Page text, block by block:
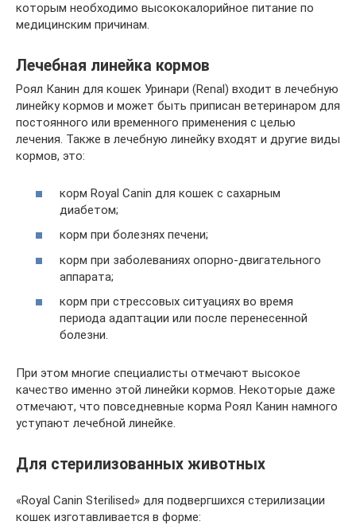
которым необходимо высококалорийное питание по
медицинским причинам.
Лечебная линейка кормов
Роял Канин для кошек Уринари (Renal) входит в лечебную
линейку кормов и может быть приписан ветеринаром для
постоянного или временного применения с целью
лечения. Также в лечебную линейку входят и другие виды
кормов, это:
корм Royal Canin для кошек c сахарным
диабетом;
корм при болезнях печени;
корм при заболеваниях опорно-двигательного
аппарата;
корм при стрессовых ситуациях во время
периода адаптации или после перенесенной
болезни.
При этом многие специалисты отмечают высокое
качество именно этой линейки кормов. Некоторые даже
отмечают, что повседневные корма Роял Канин намного
уступают лечебной линейке.
Для стерилизованных животных
«Royal Canin Sterilised» для подвергшихся стерилизации
кошек изготавливается в форме: